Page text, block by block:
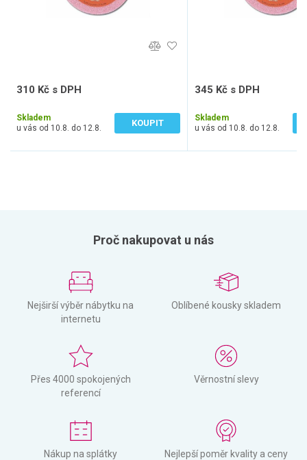
310 Kč s DPH
Skladem
u vás od 10.8. do 12.8.
KOUPIT
345 Kč s DPH
Skladem
u vás od 10.8. do 12.8.
Proč nakupovat u nás
Nejširší výběr nábytku na
internetu
Oblíbené kousky skladem
Přes 4000 spokojených
referencí
Věrnostní slevy
Nákup na splátky Nejlepší poměr kvality a ceny